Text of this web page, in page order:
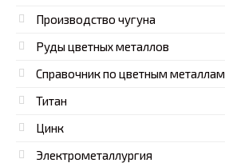
Производство чугуна
Руды цветных металлов
Справочник по цветным металлам
Титан
Цинк
Электрометаллургия